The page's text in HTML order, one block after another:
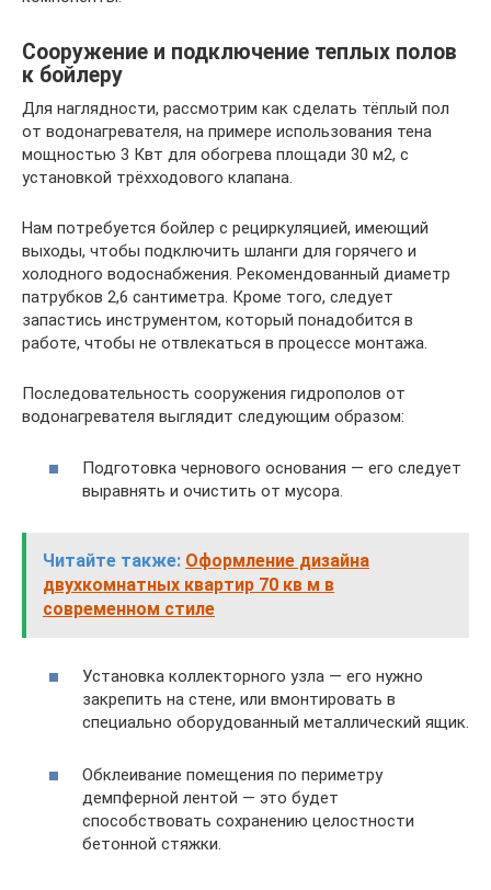
Сооружение и подключение теплых полов
к бойлеру
Для наглядности, рассмотрим как сделать тёплый пол
от водонагревателя, на примере использования тена
мощностью 3 Квт для обогрева площади 30 м2, с
установкой трёхходового клапана.
Нам потребуется бойлер с рециркуляцией, имеющий
выходы, чтобы подключить шланги для горячего и
холодного водоснабжения. Рекомендованный диаметр
патрубков 2,6 сантиметра. Кроме того, следует
запастись инструментом, который понадобится в
работе, чтобы не отвлекаться в процессе монтажа.
Последовательность сооружения гидрополов от
водонагревателя выглядит следующим образом:
Подготовка чернового основания — его следует
выравнять и очистить от мусора.
Читайте также: Оформление дизайна
двухкомнатных квартир 70 кв м в
современном стиле
Установка коллекторного узла — его нужно
закрепить на стене, или вмонтировать в
специально оборудованный металлический ящик.
Обклеивание помещения по периметру
демпферной лентой — это будет
способствовать сохранению целостности
бетонной стяжки.